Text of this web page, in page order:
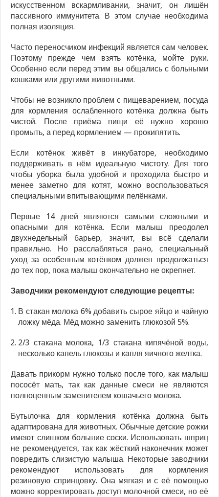
искусственном вскармливании, значит, он лишён
пассивного иммунитета. В этом случае необходима
полная изоляция.
Часто переносчиком инфекций является сам человек.
Поэтому прежде чем взять котёнка, мойте руки.
Особенно если перед этим вы общались с больными
кошками или другими животными.
Чтобы не возникло проблем с пищеварением, посуда
для кормления ослабленного котёнка должна быть
чистой. После приёма пищи её нужно хорошо
промыть, а перед кормлением — прокипятить.
Если котёнок живёт в инкубаторе, необходимо
поддерживать в нём идеальную чистоту. Для того
чтобы уборка была удобной и проходила быстро и
менее заметно для котят, можно воспользоваться
специальными впитывающими пелёнками.
Первые 14 дней являются самыми сложными и
опасными для котёнка. Если малыш преодолел
двухнедельный барьер, значит, вы всё сделали
правильно. Но расслабляться рано, специальный
уход за особенным котёнком должен продолжаться
до тех пор, пока малыш окончательно не окрепнет.
Заводчики рекомендуют следующие рецепты:
В стакан молока 6% добавить сырое яйцо и чайную
ложку мёда. Мёд можно заменить глюкозой 5%.
2/3 стакана молока, 1/3 стакана кипячёной воды,
несколько капель глюкозы и капля яичного желтка.
Давать прикорм нужно только после того, как малыш
пососёт мать, так как данные смеси не являются
полноценным заменителем кошачьего молока.
Бутылочка для кормления котёнка должна быть
адаптирована для животных. Обычные детские рожки
имеют слишком большие соски. Использовать шприц
не рекомендуется, так как жёсткий наконечник может
повредить слизистую малыша. Некоторые заводчики
рекомендуют использовать для кормления
резиновую спринцовку. Она мягкая и с её помощью
можно корректировать доступ молочной смеси, но её